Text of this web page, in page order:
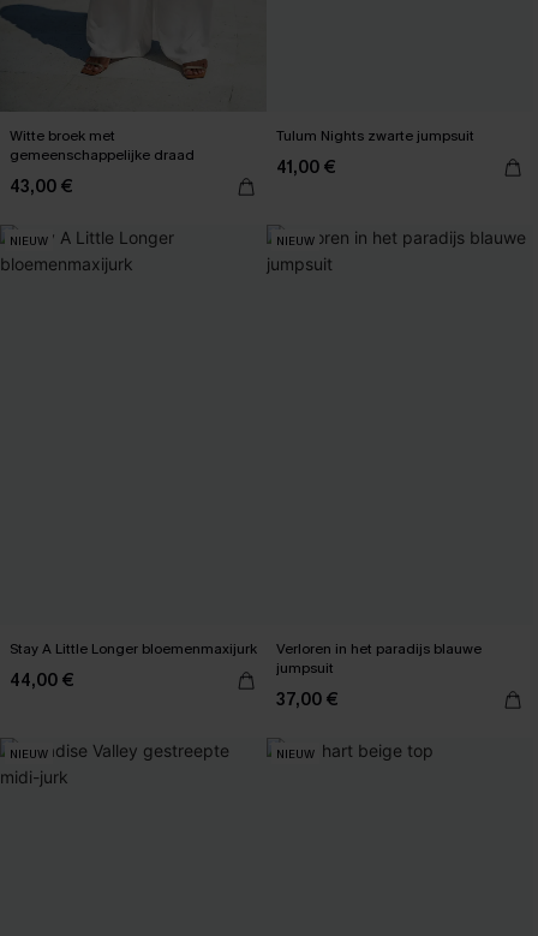
Witte broek met
gemeenschappelijke draad
43,00 €
Tulum Nights zwarte jumpsuit
41,00 €
NIEUW
Stay A Little Longer bloemenmaxijurk
44,00 €
NIEUW
Verloren in het paradijs blauwe
jumpsuit
37,00 €
NIEUW NIEUW